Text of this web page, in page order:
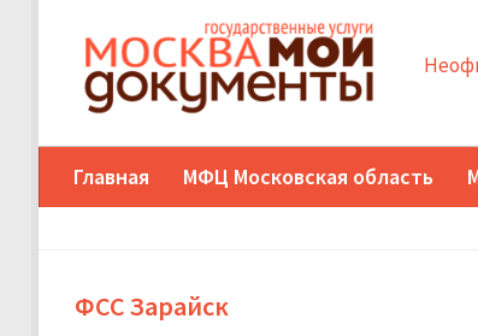
Главная МФЦ Московская область
ФСС Зарайск